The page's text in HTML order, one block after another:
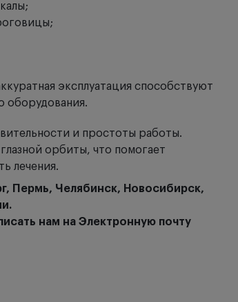
эксплуатация способствуют
оборудования.
и простоты работы.
орбиты, что помогает
лечения.
Пермь, Челябинск, Новосибирск,
нам на Электронную почту